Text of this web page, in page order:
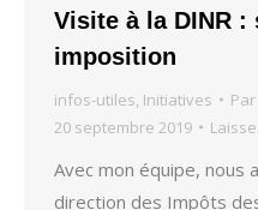
Visite à la DINR
imposition
infos-utiles Initiatives Par
20 septembre 2019
Avec mon équipe, nous
direction des Impôts